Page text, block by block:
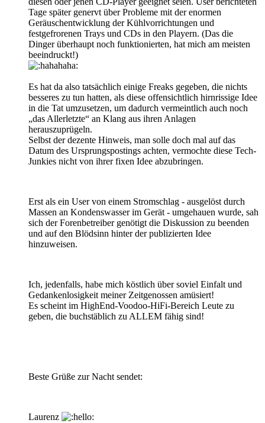
Tage später genervt über Probleme mit der enormen
Geräuschentwicklung der Kühlvorrichtungen und
festgefrorenen Trays und CDs in den Playern. (Das die
Dinger überhaupt noch funktionierten, hat mich am meisten
beeindruckt!)
Es hat da also tatsächlich einige Freaks gegeben, die nichts
besseres zu tun hatten, als diese offensichtlich hirnrissige Idee
in die Tat umzusetzen, um dadurch vermeintlich auch noch
„das Allerletzte“ an Klang aus ihren Anlagen
herauszuprügeln.
Selbst der dezente Hinweis, man solle doch mal auf das
Datum des Ursprungspostings achten, vermochte diese Tech-
Junkies nicht von ihrer fixen Idee abzubringen.
Erst als ein User von einem Stromschlag - ausgelöst durch
Massen an Kondenswasser im Gerät - umgehauen wurde, sah
sich der Forenbetreiber genötigt die Diskussion zu beenden
und auf den Blödsinn hinter der publizierten Idee
hinzuweisen.
Ich, jedenfalls, habe mich köstlich über soviel Einfalt und
Gedankenlosigkeit meiner Zeitgenossen amüsiert!
Es scheint im HighEnd-Voodoo-HiFi-Bereich Leute zu
geben, die buchstäblich zu ALLEM fähig sind!
Beste Grüße zur Nacht sendet:
Laurenz